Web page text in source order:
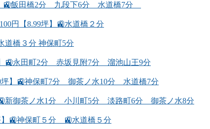
🚉飯田橋2分 九段下6分 水道橋7分
円【8.99坪】🚉水道橋２分
道橋３分 神保町5分
🚉永田町2分 赤坂見附7分 溜池山王9分
坪】🚉神保町7分 御茶ノ水10分 水道橋7分
🚉新御茶ノ水1分 小川町5分 淡路町6分 御茶ノ水8分
】🚉神保町５分 🚉水道橋５分